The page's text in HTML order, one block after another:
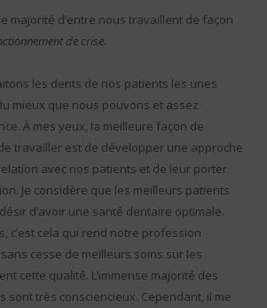
majorité d’entre nous travaillent de façon
de crise.
les dents de nos patients les unes
mieux que nous pouvons et assez
À mes yeux, la meilleure façon de
travailler est de développer une approche
avec nos patients et de leur porter
Je considère que les meilleurs patients
d’avoir une santé dentaire optimale.
c’est cela qui rend notre profession
cesse de meilleurs soins sur les
cette qualité. L’immense majorité des
sont très consciencieux. Cependant, il me